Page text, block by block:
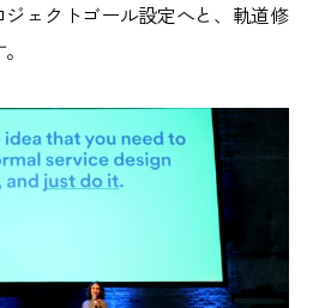
ェクトゴール設定へと、軌道修